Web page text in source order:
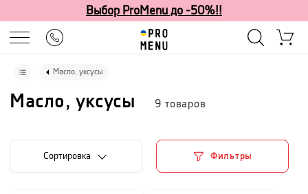
Выбор ProMenu до -50%!!
Масло, уксусы
Масло, уксусы 9 товаров
Cортировка Фильтры